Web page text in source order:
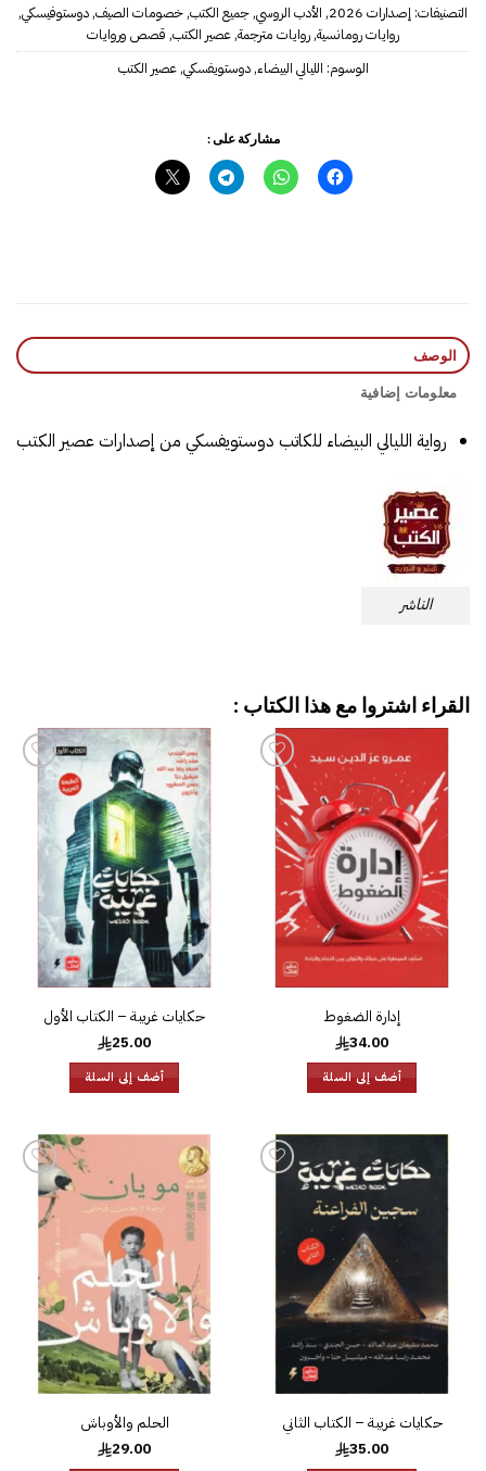
التصنيفات: إصدارات 2026 , الأدب الروسي,جميع الكتب,خصومات الصيف,دوستوفيسكي,
روايات رومانسية,روايات مترجمة,عصير الكتب, قصص وروايات
الوسوم: الليالي البيضاء,دوستويفسكي,عصير الكتب
مشاركة على :
الوصف
معلومات إضافية
رواية الليالي البيضاء للكاتب دوستويفسكي من إصدارات عصير الكتب
الناشر
القراء اشتروا مع هذا الكتاب :
إضافة
إلى
الرغبات
إدارة الضغوط
34.00
أضف إلى السلة
إضافة
قائمة
الرغبات
حكايات غريبة – الكتاب الأول
25.00
أضف إلى السلة
الرغبات
حكايات غريبة – الكتاب الثاني
35.00
إضافة
قائمة
الرغبات
الحلم والأوباش
29.00